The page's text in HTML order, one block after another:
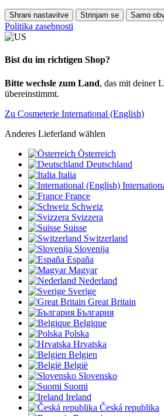
Shrani nastavitve Strinjam se Samo
Politika zasebnosti
Bist du im richtigen Shop?
Bitte wechsle zum Land, das mit deiner
übereinstimmt.
Zu Cosmeterie International (English)
Anderes Lieferland wählen
Österreich
Deutschland
Italia
France
Schweiz
Svizzera
Suisse
Switzerland
Slovenija
España
Magyar
Nederland
Sverige
Great Britain
България
Belgique
Polska
Hrvatska
Belgien
België
Slovensko
Suomi
Ireland
Česká republika